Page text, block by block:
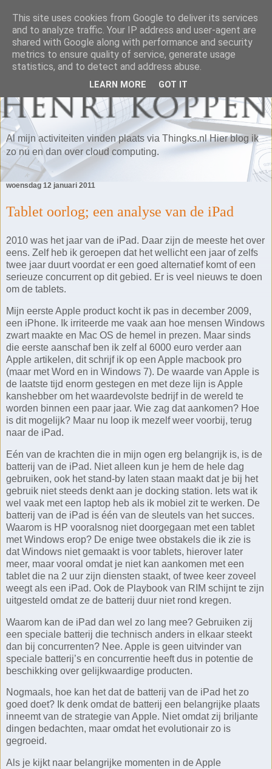
Al mijn activiteiten vinden plaats via Thingks.nl Hier blog ik
zo nu en dan over cloud computing.
woensdag 12 januari 2011
Tablet oorlog; een analyse van de iPad
2010 was het jaar van de iPad. Daar zijn de meeste het over
eens. Zelf heb ik geroepen dat het wellicht een jaar of zelfs
twee jaar duurt voordat er een goed alternatief komt of een
serieuze concurrent op dit gebied. Er is veel nieuws te doen
om de tablets.
Mijn eerste Apple product kocht ik pas in december 2009,
een iPhone. Ik irriteerde me vaak aan hoe mensen Windows
zwart maakte en Mac OS de hemel in prezen. Maar sinds
die eerste aanschaf ben ik zelf al 6000 euro verder aan
Apple artikelen, dit schrijf ik op een Apple macbook pro
(maar met Word en in Windows 7). De waarde van Apple is
de laatste tijd enorm gestegen en met deze lijn is Apple
kanshebber om het waardevolste bedrijf in de wereld te
worden binnen een paar jaar. Wie zag dat aankomen? Hoe
is dit mogelijk? Maar nu loop ik mezelf weer voorbij, terug
naar de iPad.
Eén van de krachten die in mijn ogen erg belangrijk is, is de
batterij van de iPad. Niet alleen kun je hem de hele dag
gebruiken, ook het stand-by laten staan maakt dat je bij het
gebruik niet steeds denkt aan je docking station. Iets wat ik
wel vaak met een laptop heb als ik mobiel zit te werken. De
batterij van de iPad is één van de sleutels van het succes.
Waarom is HP vooralsnog niet doorgegaan met een tablet
met Windows erop? De enige twee obstakels die ik zie is
dat Windows niet gemaakt is voor tablets, hierover later
meer, maar vooral omdat je niet kan aankomen met een
tablet die na 2 uur zijn diensten staakt, of twee keer zoveel
weegt als een iPad. Ook de Playbook van RIM schijnt te zijn
uitgesteld omdat ze de batterij duur niet rond kregen.
Waarom kan de iPad dan wel zo lang mee? Gebruiken zij
een speciale batterij die technisch anders in elkaar steekt
dan bij concurrenten? Nee. Apple is geen uitvinder van
speciale batterij’s en concurrentie heeft dus in potentie de
beschikking over gelijkwaardige producten.
Nogmaals, hoe kan het dat de batterij van de iPad het zo
goed doet? Ik denk omdat de batterij een belangrijke plaats
inneemt van de strategie van Apple. Niet omdat zij briljante
dingen bedachten, maar omdat het evolutionair zo is
gegroeid.
Als je kijkt naar belangrijke momenten in de Apple
This site uses cookies from Google to deliver its services
and to analyze traffic. Your IP address and user-agent are
shared with Google along with performance and security
metrics to ensure quality of service, generate usage
statistics, and to detect and address abuse.
LEARN MORE GOT IT